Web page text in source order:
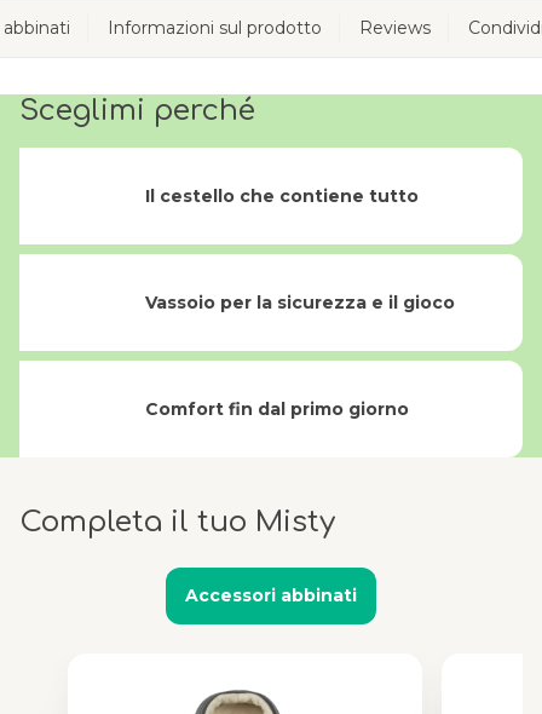
Informazioni sul prodotto Reviews
Sceglimi perché
Il cestello che contiene tutto
Vassoio per la sicurezza e il gioco
Comfort fin dal primo giorno
Completa il tuo Misty
Accessori abbinati